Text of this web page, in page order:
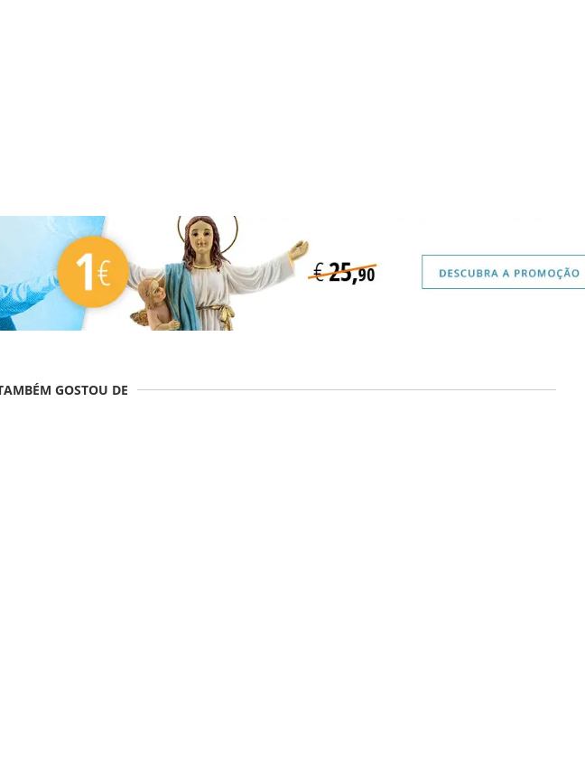
GOSTOU DE